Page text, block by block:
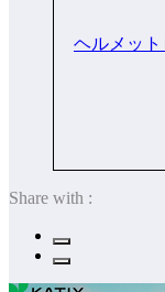
ヘルメッ
Share with :